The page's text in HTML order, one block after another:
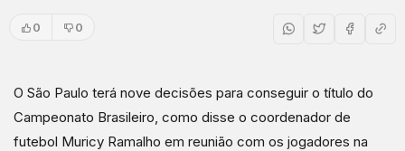
0 0
O São Paulo terá nove decisões para conseguir o título do
Campeonato Brasileiro, como disse o coordenador de
futebol Muricy Ramalho em reunião com os jogadores na